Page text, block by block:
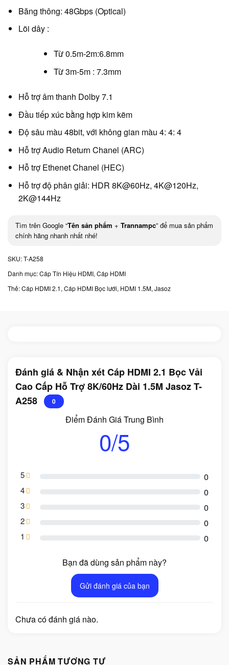
Băng thông: 48Gbps (Optical)
Lõi dây :
Từ 0.5m-2m:6.8mm
Từ 3m-5m : 7.3mm
Hỗ trợ âm thanh Dolby 7.1
Đầu tiếp xúc bằng hợp kim kẽm
Độ sâu màu 48bit, với không gian màu 4: 4: 4
Hỗ trợ Audio Return Chanel (ARC)
Hỗ trợ Ethenet Chanel (HEC)
Hỗ trợ độ phân giải: HDR 8K@60Hz, 4K@120Hz,
2K@144Hz
Tìm trên Google “Tên sản phẩm + Trannampc” để mua sản phẩm
chính hãng nhanh nhất nhé!
SKU:T-A258
Danh mục:Cáp Tín Hiệu HDMI, Cáp HDMI
Thẻ:Cáp HDMI 2.1, Cáp HDMI Bọc lưới, HDMI 1.5M, Jasoz
Đánh giá & Nhận xét Cáp HDMI 2.1 Bọc Vải
Cao Cấp Hỗ Trợ 8K/60Hz Dài 1.5M Jasoz T-
A258
0
Điểm Đánh Giá Trung Bình
0/5
5 0
4 0
3 0
2 0
1 0
Bạn đã dùng sản phẩm này?
Gửi đánh giá của bạn
Chưa có đánh giá nào.
SẢN PHẨM TƯƠNG TỰ